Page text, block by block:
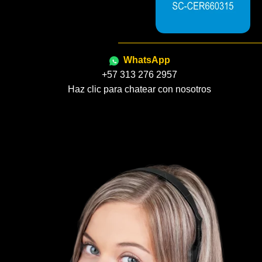
WhatsApp
+57 313 276 2957
Haz clic para chatear con nosotros